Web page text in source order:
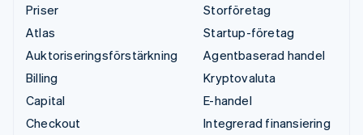
Priser
Atlas
Auktoriseringsförstärkning
Billing
Capital
Checkout
Storföretag
Startup-företag
Agentbaserad handel
Kryptovaluta
E-handel
Integrerad finansiering